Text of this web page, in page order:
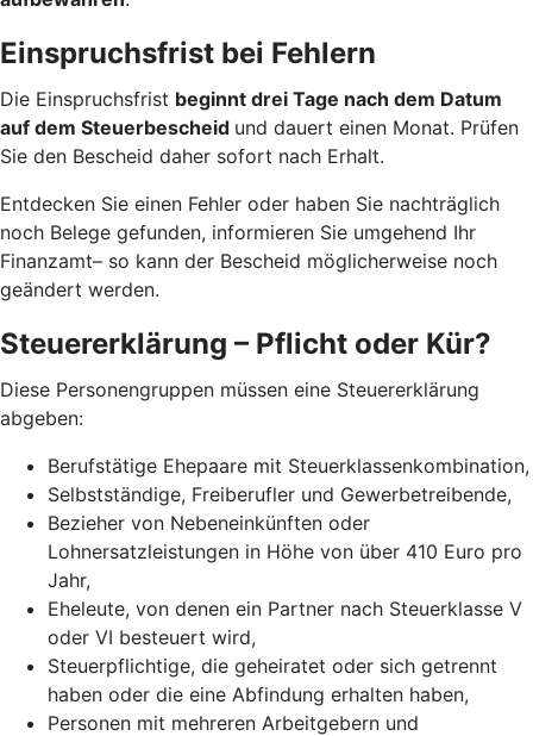
Einspruchsfrist bei Fehlern
Die Einspruchsfrist beginnt drei Tage nach dem Datum
auf dem Steuerbescheid und dauert einen Monat. Prüfen
Sie den Bescheid daher sofort nach Erhalt.
Entdecken Sie einen Fehler oder haben Sie nachträglich
noch Belege gefunden, informieren Sie umgehend Ihr
Finanzamt– so kann der Bescheid möglicherweise noch
geändert werden.
Steuererklärung – Pflicht oder Kür?
Diese Personengruppen müssen eine Steuererklärung
abgeben:
Berufstätige Ehepaare mit Steuerklassenkombination,
Selbstständige, Freiberufler und Gewerbetreibende,
Bezieher von Nebeneinkünften oder
Lohnersatzleistungen in Höhe von über 410 Euro pro
Jahr,
Eheleute, von denen ein Partner nach Steuerklasse V
oder VI besteuert wird,
Steuerpflichtige, die geheiratet oder sich getrennt
haben oder die eine Abfindung erhalten haben,
Personen mit mehreren Arbeitgebern und